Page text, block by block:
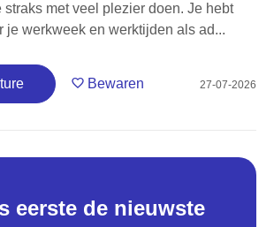
straks met veel plezier doen. Je hebt
je werkweek en werktijden als ad...
Bewaren 27-07-2026
eerste de nieuwste